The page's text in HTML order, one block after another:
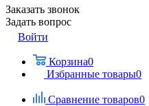
Заказать звонок
Задать вопрос
Войти
Корзина0
Избранные товары0
Сравнение товаров0